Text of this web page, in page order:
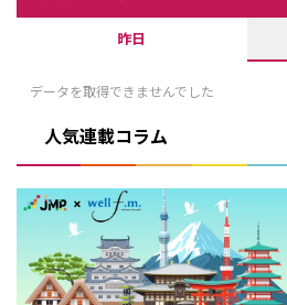
昨日
データを取得できませんでした
人気連載コラム